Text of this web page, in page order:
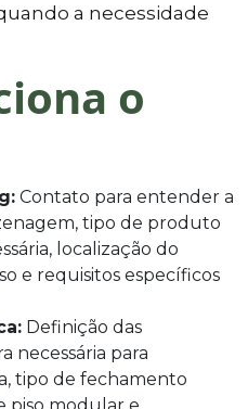
a necessidade
o
Contato para entender a
tipo de produto
localização do
e requisitos específicos
Definição das
necessária para
tipo de fechamento
piso modular e